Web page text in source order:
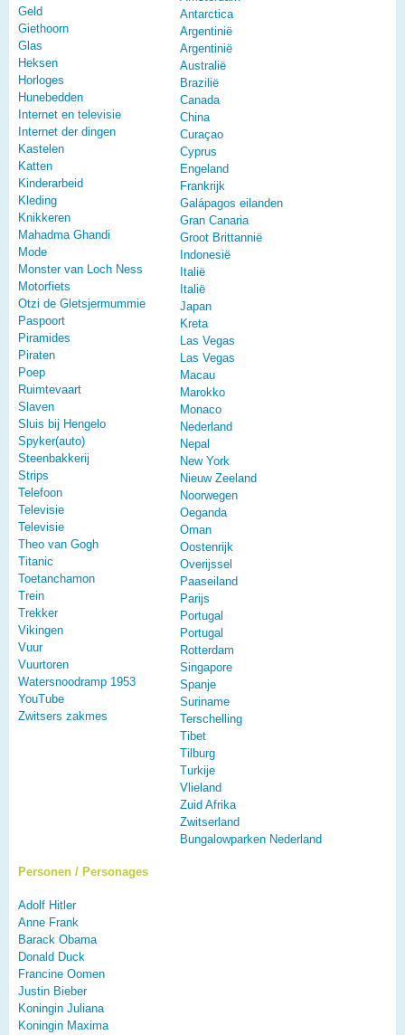
Geld
Giethoorn
Glas
Heksen
Horloges
Hunebedden
Internet en televisie
Internet der dingen
Kastelen
Katten
Kinderarbeid
Kleding
Knikkeren
Mahadma Ghandi
Mode
Monster van Loch Ness
Motorfiets
Otzi de Gletsjermummie
Paspoort
Piramides
Piraten
Poep
Ruimtevaart
Slaven
Sluis bij Hengelo
Spyker(auto)
Steenbakkerij
Strips
Telefoon
Televisie
Televisie
Theo van Gogh
Titanic
Toetanchamon
Trein
Trekker
Vikingen
Vuur
Vuurtoren
Watersnoodramp 1953
YouTube
Zwitsers zakmes
Antarctica
Argentinië
Argentinië
Australië
Brazilië
Canada
China
Curaçao
Cyprus
Engeland
Frankrijk
Galápagos eilanden
Gran Canaria
Groot Brittannië
Indonesië
Italië
Italië
Japan
Kreta
Las Vegas
Las Vegas
Macau
Marokko
Monaco
Nederland
Nepal
New York
Nieuw Zeeland
Noorwegen
Oeganda
Oman
Oostenrijk
Overijssel
Paaseiland
Parijs
Portugal
Portugal
Rotterdam
Singapore
Spanje
Suriname
Terschelling
Tibet
Tilburg
Turkije
Vlieland
Zuid Afrika
Zwitserland
Bungalowparken Nederland
Personen / Personages
Adolf Hitler
Anne Frank
Barack Obama
Donald Duck
Francine Oomen
Justin Bieber
Koningin Juliana
Koningin Maxima